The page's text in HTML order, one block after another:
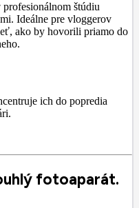
štúdiu
Ideálne pre vloggerov
ako by hovorili priamo do
ich do popredia
fotoaparát.